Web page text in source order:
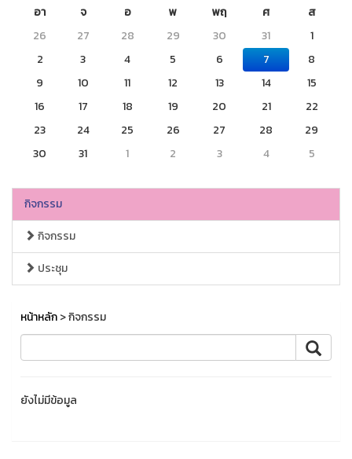
อา
จ อ พ พฤ ศ
ส
26
27 28 29 30 31
1
2
3 4 5 6 7
8
9
10 11 12 13 14
15
16
17 18 19 20 21
22
23
24 25 26 27 28
29
30
31 1 2 3 4 5
กิจกรรม
กิจกรรม
ประชุม
หน้าหลัก> กิจกรรม
ยังไม่มีข้อมูล